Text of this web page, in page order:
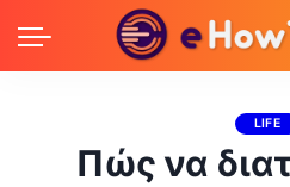
LIFE
Πώς να